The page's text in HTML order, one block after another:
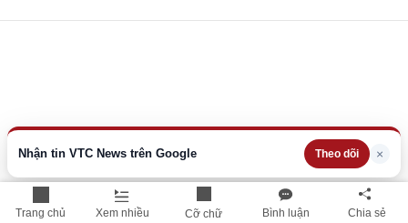
Trang chủ Xem nhiều Cỡ chữ Bình luận Chia sẻ
Nhận tin VTC News trên Google Theo dõi ×